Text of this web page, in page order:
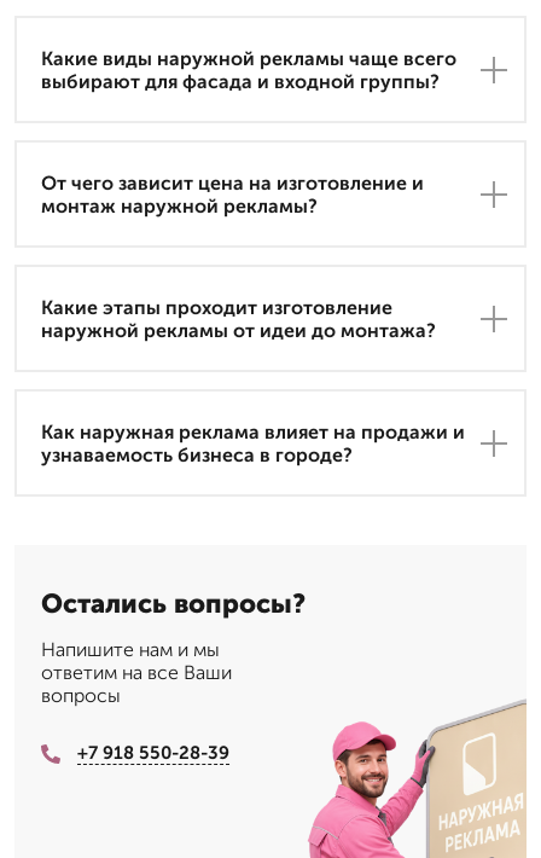
Какие виды наружной рекламы чаще всего
выбирают для фасада и входной группы?
От чего зависит цена на изготовление и
монтаж наружной рекламы?
Какие этапы проходит изготовление
наружной рекламы от идеи до монтажа?
Как наружная реклама влияет на продажи и
узнаваемость бизнеса в городе?
Остались вопросы?
Напишите нам и мы
ответим на все Ваши
вопросы
+7 918 550-28-39